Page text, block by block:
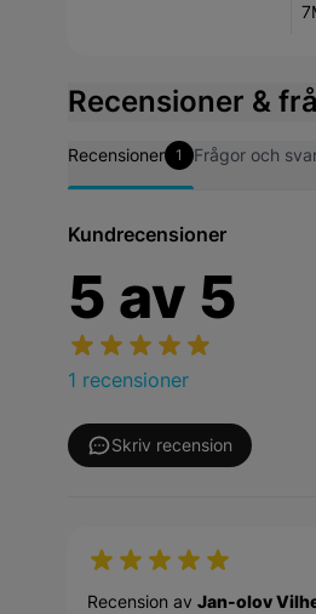
Recensioner &
Recensioner 1 Frågor och
Kundrecensioner
5 av 5
1 recensioner
Skriv recension
Recension av Jan-olov